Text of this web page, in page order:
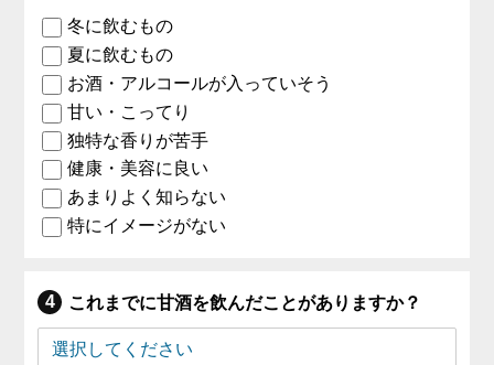
冬に飲むもの
夏に飲むもの
お酒・アルコールが入っていそう
甘い・こってり
独特な香りが苦手
健康・美容に良い
あまりよく知らない
特にイメージがない
これまでに甘酒を飲んだことがありますか？